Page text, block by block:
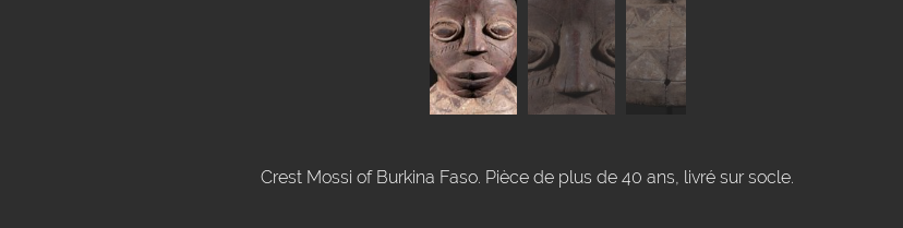
Crest Mossi of Burkina Faso. Pièce de plus de 40 ans, livré sur socle.